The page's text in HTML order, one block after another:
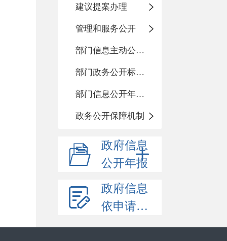
建议提案办理
管理和服务公开
部门信息主动公开基本目录
部门政务公开标准化目录
部门信息公开年度报告
政务公开保障机制
政府信息
公开年报
政府信息
依申请公开